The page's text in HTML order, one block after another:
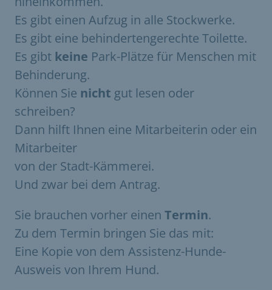
Es gibt einen Aufzug in alle Stockwerke.
Es gibt eine behindertengerechte Toilette.
Es gibt keine Park-Plätze für Menschen mit
Behinderung.
Können Sie nicht gut lesen oder
schreiben?
Dann hilft Ihnen eine Mitarbeiterin oder ein
Mitarbeiter
von der Stadt-Kämmerei.
Und zwar bei dem Antrag.
Sie brauchen vorher einen Termin.
Zu dem Termin bringen Sie das mit:
Eine Kopie von dem Assistenz-Hunde-
Ausweis von Ihrem Hund.